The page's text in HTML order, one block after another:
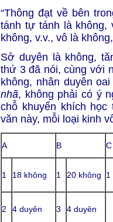
“Thông đạt về bên
tánh tự tánh là không,
không, v.v., vô là không,
Sở duyên là không,
thứ 3 đã nói, cùng với
không, nhân duyên
nhã, không phải có ý
chỗ khuyến khích
văn này, mỗi loại kinh
A B C
1 18 không 1 20 không 1
2 4 duyên 3 4 duyên